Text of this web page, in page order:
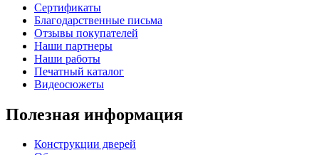
КНТ
C76 C77
Сертификаты
Благодарственные письма
Отзывы покупателей
Наши партнеры
Наши работы
Печатный каталог
Видеосюжеты
Полезная информация
Конструкции дверей